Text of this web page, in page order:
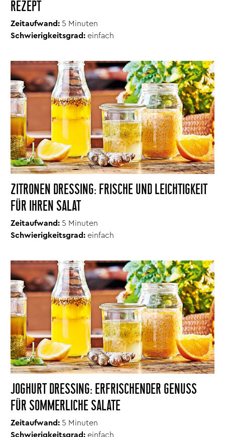
REZEPT
Zeitaufwand: 5 Minuten
Schwierigkeitsgrad: einfach
ZITRONEN DRESSING: FRISCHE UND LEICHTIGKEIT
FÜR IHREN SALAT
Zeitaufwand: 5 Minuten
Schwierigkeitsgrad: einfach
JOGHURT DRESSING: ERFRISCHENDER GENUSS
FÜR SOMMERLICHE SALATE
Zeitaufwand: 5 Minuten
Schwierigkeitsgrad: einfach